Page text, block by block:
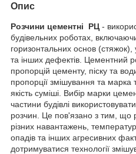
Опис
Розчини цементні РЦ -
будівельних роботах,
горизонтальних основ
та інших дефектів. Цементний
пропорцій цементу, піску та
пропорції змішування та
якість суміші. Вибір марки
частини будівлі
розчин. Це пов'язано з тим, що
різних навантажень,
опадів та інших агресивних
дотримуватися технології